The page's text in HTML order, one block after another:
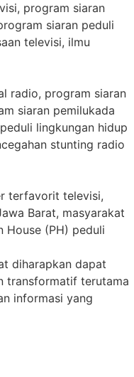
program siaran
siaran peduli
televisi, ilmu
radio, program siaran
siaran pemilukada
lingkungan hidup
stunting radio
terfavorit televisi,
Barat, masyarakat
House (PH) peduli
diharapkan dapat
transformatif terutama
informasi yang